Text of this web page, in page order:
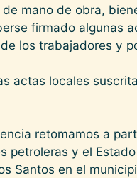
mano de obra,
firmado algunas
los trabajadores y
actas locales
retomamos a
petroleras y el
Santos en el